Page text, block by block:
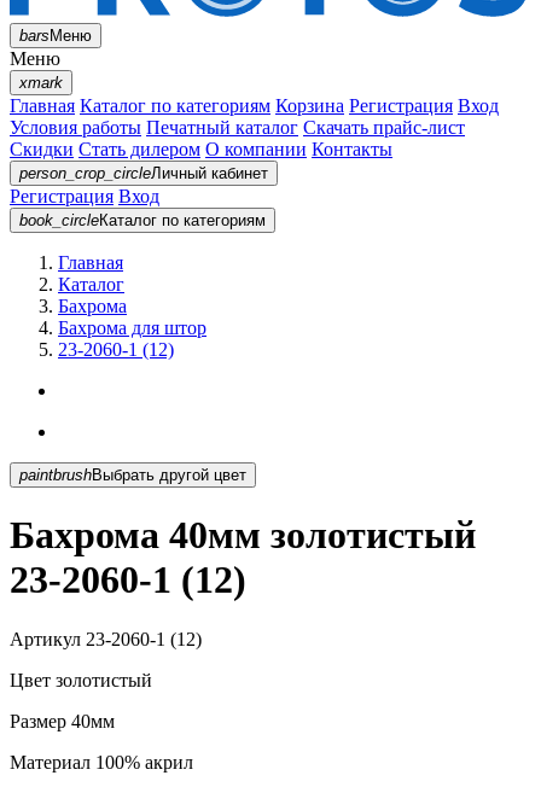
barsМеню
Меню
xmark
Главная Каталог по категориям Корзина Регистрация Вход
Условия работы Печатный каталог Скачать прайс-лист
Скидки Стать дилером О компании Контакты
person_crop_circleЛичный кабинет
Регистрация Вход
book_circleКаталог по категориям
Главная
Каталог
Бахрома
Бахрома для штор
23-2060-1 (12)
paintbrush Выбрать другой цвет
Бахрома 40мм золотистый
23-2060-1 (12)
Артикул 23-2060-1 (12)
Цвет золотистый
Размер 40мм
Материал 100% акрил